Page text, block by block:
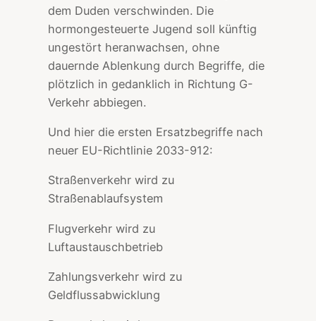
dem Duden verschwinden. Die
hormongesteuerte Jugend soll künftig
ungestört heranwachsen, ohne
dauernde Ablenkung durch Begriffe, die
plötzlich in gedanklich in Richtung G-
Verkehr abbiegen.
Und hier die ersten Ersatzbegriffe nach
neuer EU-Richtlinie 2033-912:
Straßenverkehr wird zu
Straßenablaufsystem
Flugverkehr wird zu
Luftaustauschbetrieb
Zahlungsverkehr wird zu
Geldflussabwicklung